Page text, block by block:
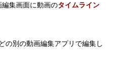
集画面に動画のタイムライン
の別の動画編集アプリで編集し